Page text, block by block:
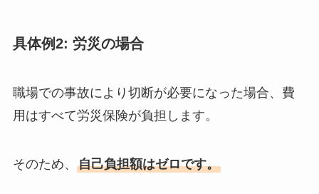
具体例2: 労災の場合
職場での事故により切断が必要になった場合、費
用はすべて労災保険が負担します。
そのため、 自己負担額はゼロです。